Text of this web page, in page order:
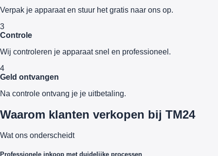
Verpak je apparaat en stuur het gratis naar ons op.
3
Controle
Wij controleren je apparaat snel en professioneel.
4
Geld ontvangen
Na controle ontvang je je uitbetaling.
Waarom klanten verkopen bij TM24
Wat ons onderscheidt
Professionele inkoop met duidelijke processen